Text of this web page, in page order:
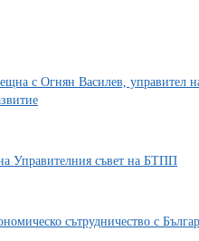
с Огнян Василев, управител
Управителния съвет на БТПП
сътрудничество с